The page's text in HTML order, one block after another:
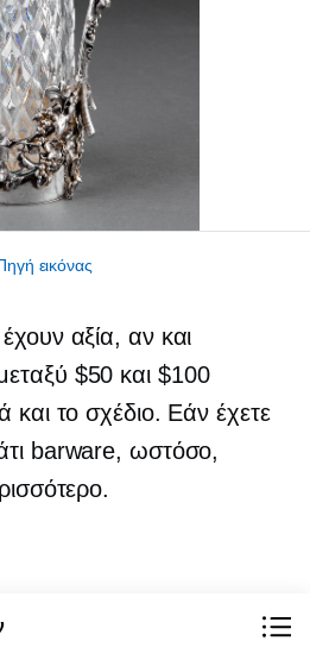
εικόνας
αξία, αν και
$50 και $100
και το σχέδιο. Εάν έχετε
barware, ωστόσο,